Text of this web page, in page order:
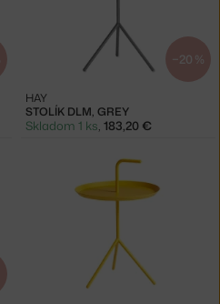
−20 %
STOLÍK DLM, GREY
HAY
Skladom 1 ks 183,20 €